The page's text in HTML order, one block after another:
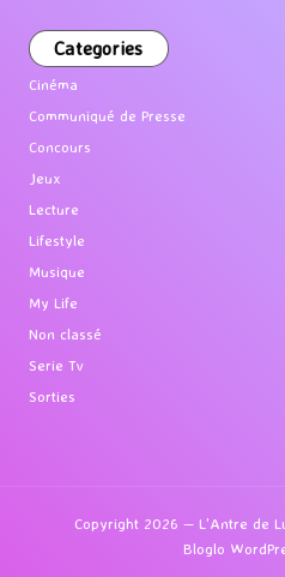
Categories
Cinéma
Communiqué de Presse
Concours
Jeux
Lecture
Lifestyle
Musique
My Life
Non classé
Serie Tv
Sorties
Copyright 2026 — L'Antre de
Bloglo